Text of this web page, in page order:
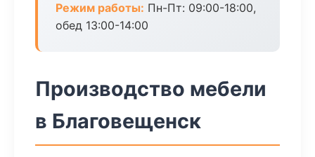
Режим работы: Пн-Пт: 09:00-18:00,
обед 13:00-14:00
Производство мебели
в Благовещенск